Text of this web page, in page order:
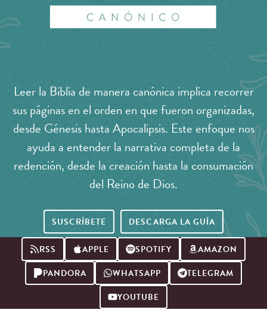
Leer la Biblia de manera canónica implica recorrer
sus páginas en el orden en que fueron organizadas,
desde Génesis hasta Apocalipsis. Este enfoque nos
ayuda a entender la narrativa completa de la
redención, desde la creación hasta la consumación
del Reino de Dios.
SUSCRÍBETE DESCARGA LA GUÍA
RSS APPLE SPOTIFY
AMAZON
PANDORA
WHATSAPP
TELEGRAM
YOUTUBE